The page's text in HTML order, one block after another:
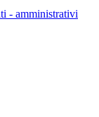
- amministrativi